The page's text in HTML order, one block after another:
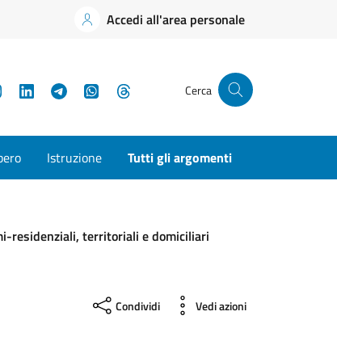
Accedi all'area personale
InstagramLinkedInTelegramWhatsApp Cerca
Istruzione Tutti gli argomenti
residenziali, territoriali e domiciliari
Condividi Vedi azioni